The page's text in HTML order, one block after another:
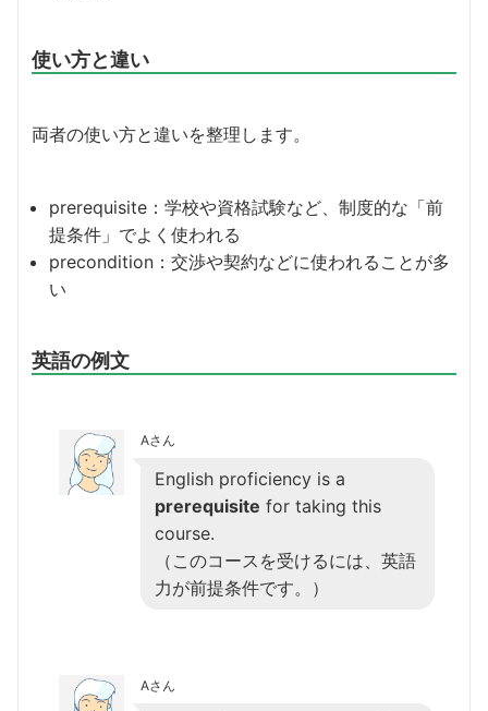
使い方と違い
両者の使い方と違いを整理します。
prerequisite：学校や資格試験など、制度的な「前
提条件」でよく使われる
precondition：交渉や契約などに使われることが多
い
英語の例文
Aさん
English proficiency is a
prerequisite for taking this
course.
（このコースを受けるには、英語
力が前提条件です。）
Aさん